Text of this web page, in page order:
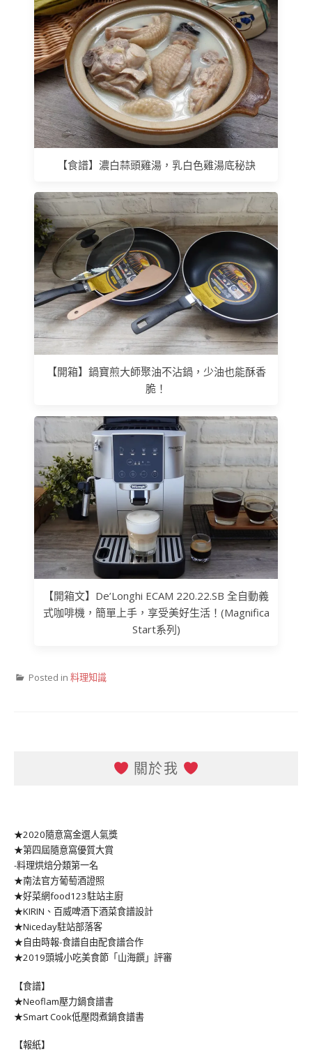
【食譜】濃白蒜頭雞湯，乳白色雞湯底秘訣
【開箱】鍋寶煎大師聚油不沾鍋，少油也能酥香
脆！
【開箱文】De’Longhi ECAM 220.22.SB 全自動義
式咖啡機，簡單上手，享受美好生活！(Magnifica
Start系列)
Posted in 料理知識
關於我
★2020隨意窩金選人氣獎
★第四屆隨意窩優質大賞
-料理烘焙分類第一名
★南法官方葡萄酒證照
★好菜網food123駐站主廚
★KIRIN、百威啤酒下酒菜食譜設計
★Niceday駐站部落客
★自由時報-食譜自由配食譜合作
★2019頭城小吃美食節「山海饌」評審
【食譜】
★Neoflam壓力鍋食譜書
★Smart Cook低壓悶煮鍋食譜書
【報紙】